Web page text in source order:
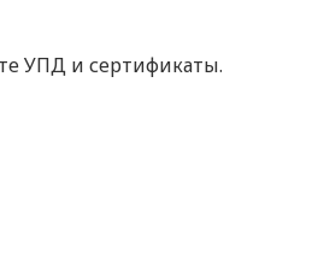
УПД и сертификаты.